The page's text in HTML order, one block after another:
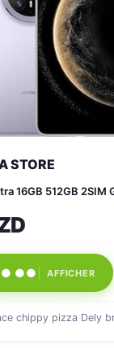
STORE
16GB 512GB 2SIM
●● AFFICHER
chippy pizza Dely